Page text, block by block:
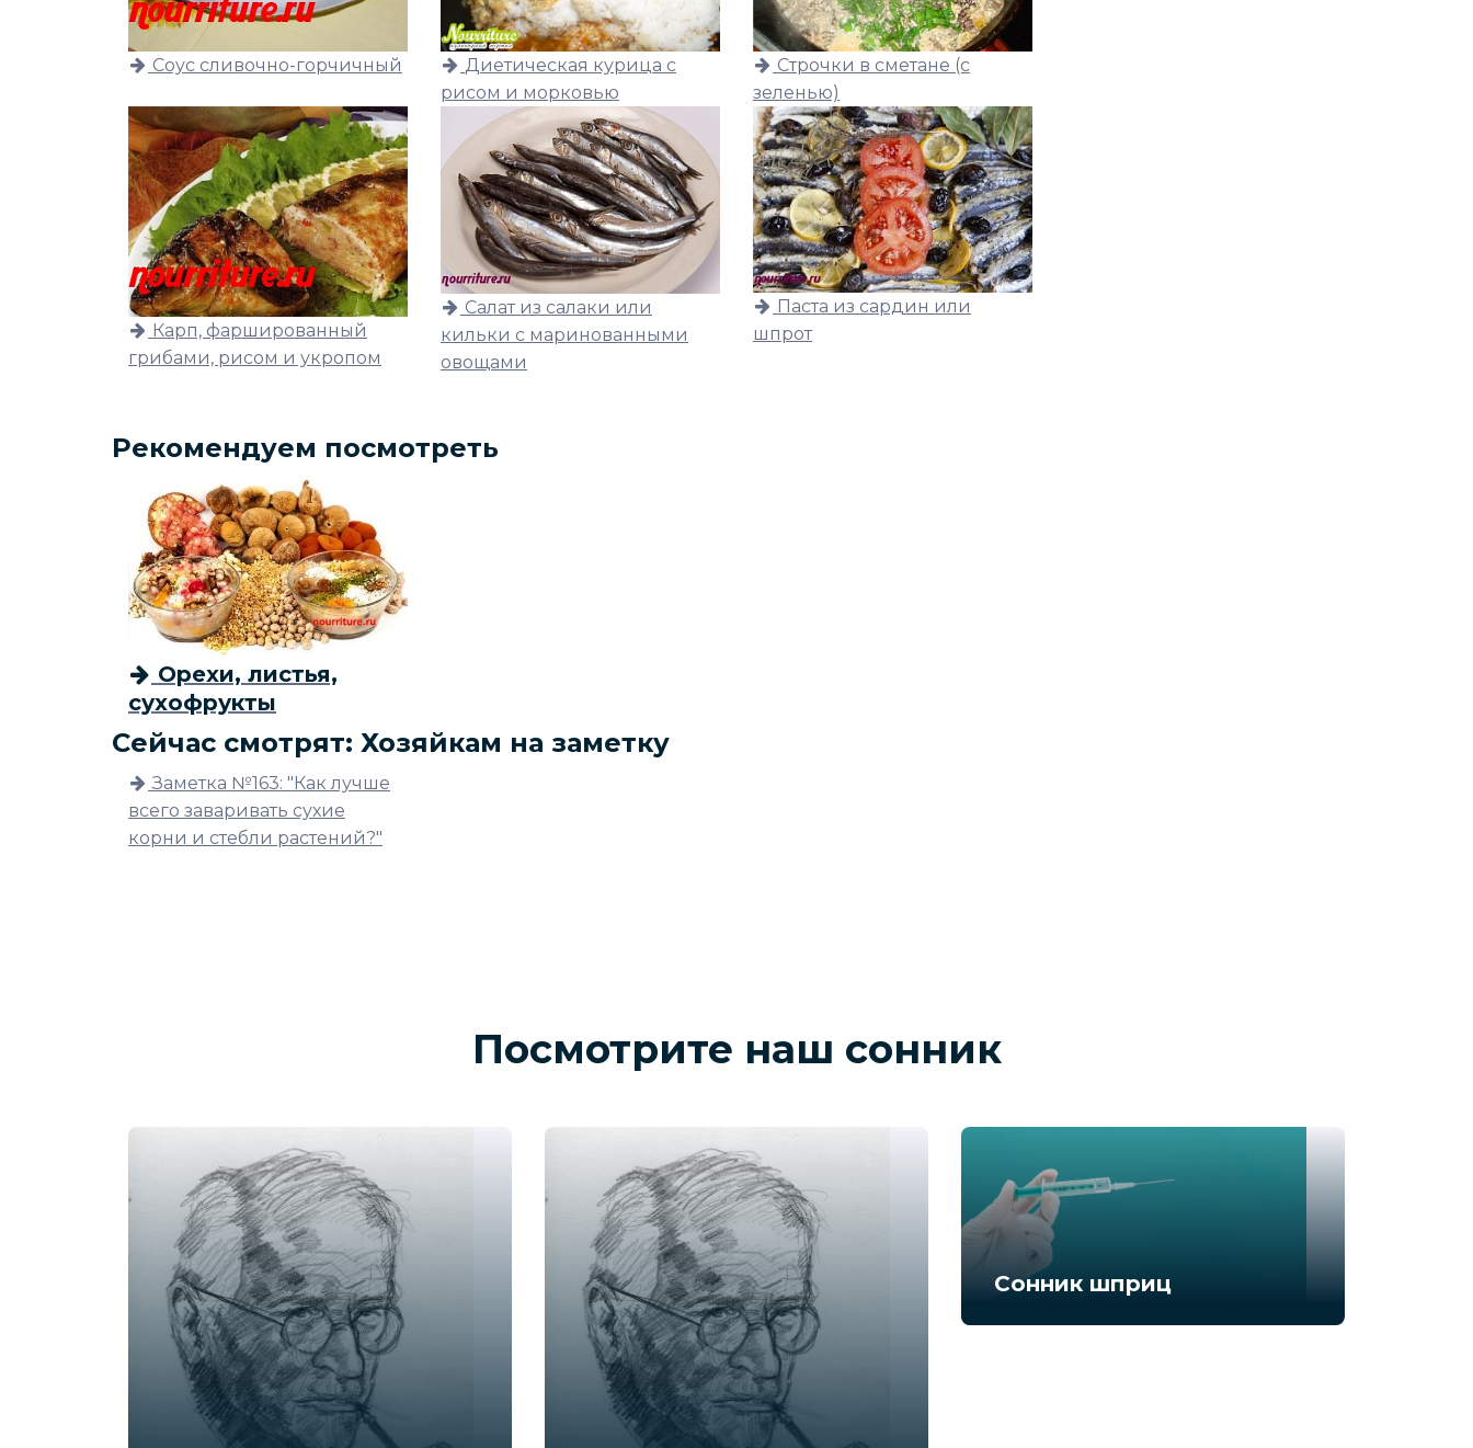
Соус сливочно-горчичный
Диетическая курица с
рисом и морковью
Строчки в сметане (с
зеленью)
Карп, фаршированный
грибами, рисом и укропом
Салат из салаки или
кильки с маринованными
овощами
Паста из сардин или
шпрот
Рекомендуем посмотреть
Орехи, листья,
сухофрукты
Сейчас смотрят: Хозяйкам на заметку
Заметка №163: "Как лучше
всего заваривать сухие
корни и стебли растений?"
Посмотрите наш сонник
Сонник шприц